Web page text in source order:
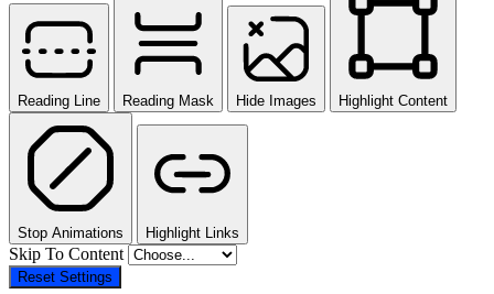
Reading Line Reading Mask Hide Images Highlight Content
Stop Animations Highlight Links
Skip To Content
Reset Settings